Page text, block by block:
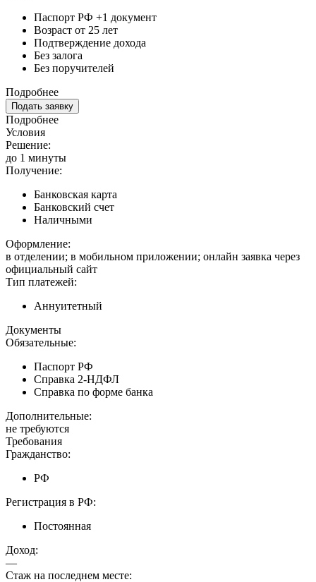
Паспорт РФ +1 документ
Возраст от 25 лет
Подтверждение дохода
Без залога
Без поручителей
Подробнее
Подать заявку
Подробнее
Условия
Решение:
до 1 минуты
Получение:
Банковская карта
Банковский счет
Наличными
Оформление:
в отделении; в мобильном приложении; онлайн заявка через
официальный сайт
Тип платежей:
Аннуитетный
Документы
Обязательные:
Паспорт РФ
Справка 2-НДФЛ
Справка по форме банка
Дополнительные:
не требуются
Требования
Гражданство:
РФ
Регистрация в РФ:
Постоянная
Доход:
—
Стаж на последнем месте: